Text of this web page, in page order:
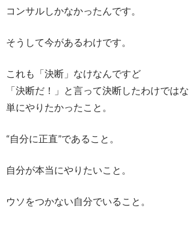
コンサルしかなかったんです。
そうして今があるわけです。
これも「決断」なけなんですど
「決断だ！」と言って決断したわけではな
単にやりたかったこと。
“自分に正直”であること。
自分が本当にやりたいこと。
ウソをつかない自分でいること。